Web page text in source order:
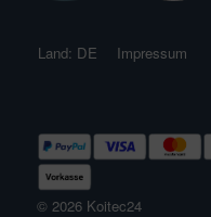
© 2026 Koitec24
Land: DE Impressum